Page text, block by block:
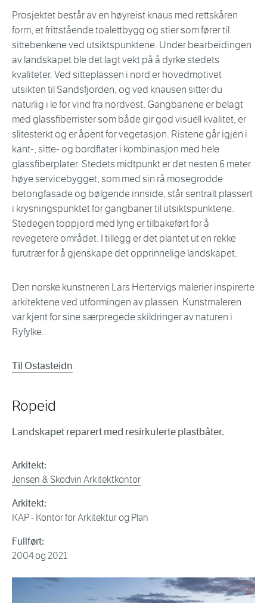
Prosjektet består av en høyreist knaus med rettskåren
form, et frittstående toalettbygg og stier som fører til
sittebenkene ved utsiktspunktene. Under bearbeidingen
av landskapet ble det lagt vekt på å dyrke stedets
kvaliteter. Ved sitteplassen i nord er hovedmotivet
utsikten til Sandsfjorden, og ved knausen sitter du
naturlig i le for vind fra nordvest. Gangbanene er belagt
med glassfiberrister som både gir god visuell kvalitet, er
slitesterkt og er åpent for vegetasjon. Ristene går igjen i
kant-, sitte- og bordflater i kombinasjon med hele
glassfiberplater. Stedets midtpunkt er det nesten 6 meter
høye servicebygget, som med sin rå mosegrodde
betongfasade og bølgende innside, står sentralt plassert
i krysningspunktet for gangbaner til utsiktspunktene.
Stedegen toppjord med lyng er tilbakeført for å
revegetere området. I tillegg er det plantet ut en rekke
furutrær for å gjenskape det opprinnelige landskapet.
Den norske kunstneren Lars Hertervigs malerier inspirerte
arkitektene ved utformingen av plassen. Kunstmaleren
var kjent for sine særpregede skildringer av naturen i
Ryfylke.
Til Ostasteidn
Ropeid
Landskapet reparert med resirkulerte plastbåter.
Arkitekt:
Jensen & Skodvin Arkitektkontor
Arkitekt:
KAP - Kontor for Arkitektur og Plan
Fullført:
2004 og 2021